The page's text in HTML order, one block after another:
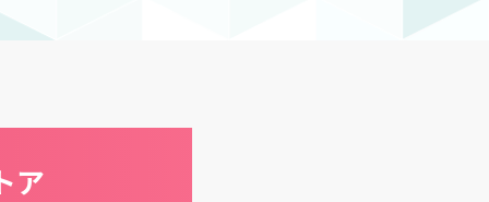
ア